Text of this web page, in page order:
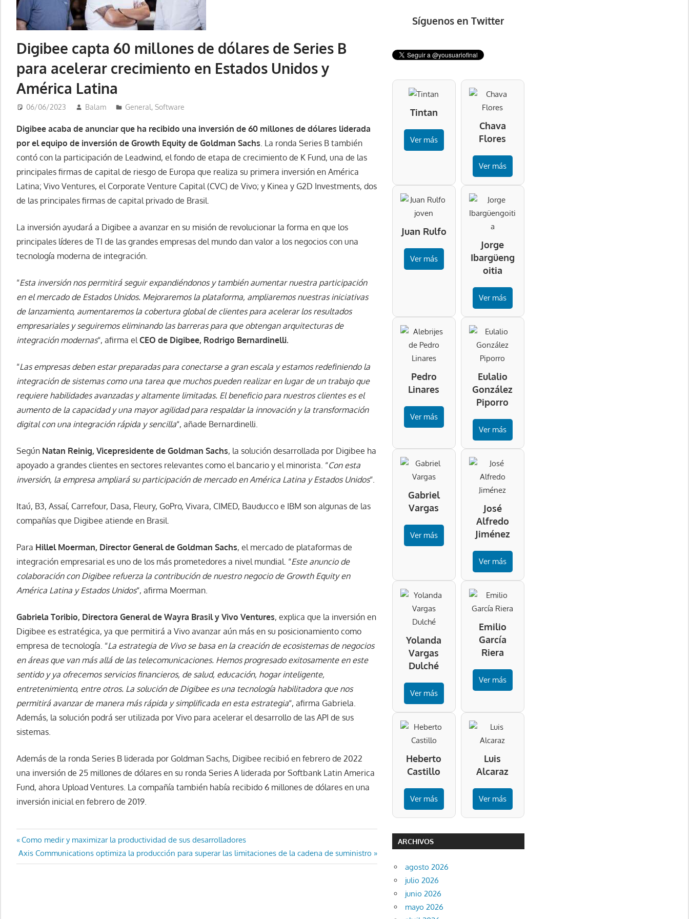
Digibee capta 60 millones de dólares de Series B
para acelerar crecimiento en Estados Unidos y
América Latina
06/06/2023 Balam General, Software
Digibee acaba de anunciar que ha recibido una inversión de 60 millones de dólares liderada
por el equipo de inversión de Growth Equity de Goldman Sachs. La ronda Series B también
contó con la participación de Leadwind, el fondo de etapa de crecimiento de K Fund, una de las
principales firmas de capital de riesgo de Europa que realiza su primera inversión en América
Latina; Vivo Ventures, el Corporate Venture Capital (CVC) de Vivo; y Kinea y G2D Investments, dos
de las principales firmas de capital privado de Brasil.
La inversión ayudará a Digibee a avanzar en su misión de revolucionar la forma en que los
principales líderes de TI de las grandes empresas del mundo dan valor a los negocios con una
tecnología moderna de integración.
“Esta inversión nos permitirá seguir expandiéndonos y también aumentar nuestra participación
en el mercado de Estados Unidos. Mejoraremos la plataforma, ampliaremos nuestras iniciativas
de lanzamiento, aumentaremos la cobertura global de clientes para acelerar los resultados
empresariales y seguiremos eliminando las barreras para que obtengan arquitecturas de
integración modernas“, afirma elCEO de Digibee, Rodrigo Bernardinelli.
“Las empresas deben estar preparadas para conectarse a gran escala y estamos redefiniendo la
integración de sistemas como una tarea que muchos pueden realizar en lugar de un trabajo que
requiere habilidades avanzadas y altamente limitadas. El beneficio para nuestros clientes es el
aumento de la capacidad y una mayor agilidad para respaldar la innovación y la transformación
digital con una integración rápida y sencilla“, añade Bernardinelli.
Según Natan Reinig, Vicepresidente de Goldman Sachs, la solución desarrollada por Digibee ha
apoyado a grandes clientes en sectores relevantes como el bancario y el minorista. “Con esta
inversión, la empresa ampliará su participación de mercado en América Latina y Estados Unidos“.
Itaú, B3, Assaí, Carrefour, Dasa, Fleury, GoPro, Vivara, CIMED, Bauducco e IBM son algunas de las
compañías que Digibee atiende en Brasil.
Para Hillel Moerman, Director General de Goldman Sachs, el mercado de plataformas de
integración empresarial es uno de los más prometedores a nivel mundial. “Este anuncio de
colaboración con Digibee refuerza la contribución de nuestro negocio de Growth Equity en
América Latina y Estados Unidos“, afirma Moerman.
Gabriela Toribio, Directora General de Wayra Brasil y Vivo Ventures, explica que la inversión en
Digibee es estratégica, ya que permitirá a Vivo avanzar aún más en su posicionamiento como
empresa de tecnología. “La estrategia de Vivo se basa en la creación de ecosistemas de negocios
en áreas que van más allá de las telecomunicaciones. Hemos progresado exitosamente en este
sentido y ya ofrecemos servicios financieros, de salud, educación, hogar inteligente,
entretenimiento, entre otros. La solución de Digibee es una tecnología habilitadora que nos
permitirá avanzar de manera más rápida y simplificada en esta estrategia“, afirma Gabriela.
Además, la solución podrá ser utilizada por Vivo para acelerar el desarrollo de las API de sus
sistemas.
Además de la ronda Series B liderada por Goldman Sachs, Digibee recibió en febrero de 2022
una inversión de 25 millones de dólares en su ronda Series A liderada por Softbank Latin America
Fund, ahora Upload Ventures. La compañía también había recibido 6 millones de dólares en una
inversión inicial en febrero de 2019.
Navegación
de
Entrada
anterior:
Como medir y maximizar la productividad de sus desarrolladores
Entrada
siguiente:
Axis Communications optimiza la producción para superar las limitaciones de la cadena de suministro
Síguenos en Twitter
Tintan
Ver más
Chava
Flores
Ver más
Juan Rulfo
Ver más
Jorge
Ibargüeng
oitia
Ver más
Pedro
Linares
Ver más
Eulalio
González
Piporro
Ver más
Gabriel
Vargas
Ver más
José
Alfredo
Jiménez
Ver más
Yolanda
Vargas
Dulché
Ver más
Emilio
García
Riera
Ver más
Heberto
Castillo
Ver más
Luis
Alcaraz
Ver más
ARCHIVOS
agosto 2026
julio 2026
junio 2026
mayo 2026